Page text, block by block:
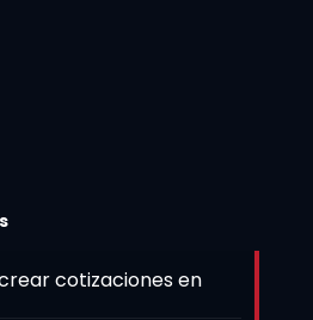
cotizaciones en